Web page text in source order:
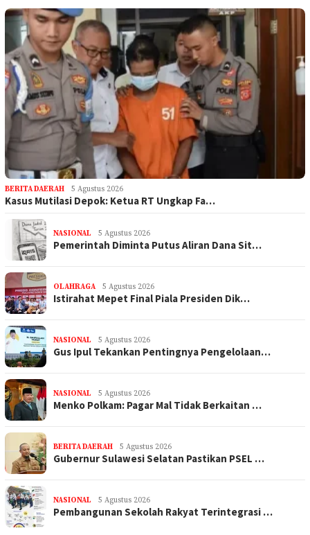
BERITA DAERAH 5 Agustus 2026
Kasus Mutilasi Depok: Ketua RT Ungkap Fa…
NASIONAL 5 Agustus 2026
Pemerintah Diminta Putus Aliran Dana Sit…
OLAHRAGA 5 Agustus 2026
Istirahat Mepet Final Piala Presiden Dik…
NASIONAL 5 Agustus 2026
Gus Ipul Tekankan Pentingnya Pengelolaan…
NASIONAL 5 Agustus 2026
Menko Polkam: Pagar Mal Tidak Berkaitan …
BERITA DAERAH 5 Agustus 2026
Gubernur Sulawesi Selatan Pastikan PSEL …
NASIONAL 5 Agustus 2026
Pembangunan Sekolah Rakyat Terintegrasi …